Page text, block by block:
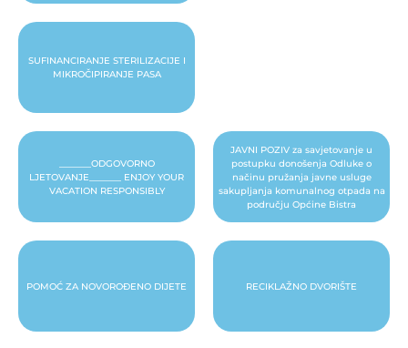
SUFINANCIRANJE STERILIZACIJE I
MIKROČIPIRANJE PASA
_______ODGOVORNO
LJETOVANJE_______ ENJOY YOUR
VACATION RESPONSIBLY
POMOĆ ZA NOVOROĐENO DIJETE
JAVNI POZIV za savjetovanje u
postupku donošenja Odluke o
načinu pružanja javne usluge
sakupljanja komunalnog otpada na
području Općine Bistra
RECIKLAŽNO DVORIŠTE